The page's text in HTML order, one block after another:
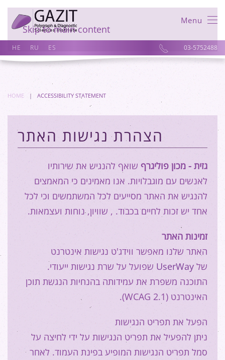
Skip to main content
Menu
HE RU ES 03-5752488
HOME ACCESSIBILITY STATEMENT
הצהרת נגישות האתר
גזית - מכון פוליגרף שואף להנגיש את שירותיו
לאנשים עם מוגבלויות. אנו מאמינים כי המאמצים
להנגיש את האתר מסייעים לכל המשתמשים וכי לכל
אחד יש זכות לחיים בכבוד. , שוויון, נוחות ועצמאות.
זמינות האתר
האתר שלנו מאפשר ווידג'ט נגישות אינטרנט
של UserWay שפועל על שרת נגישות ייעודי.
התוכנה משפרת את עמידותה בהנחיות הנגשת תוכן
האינטרנט (WCAG 2.1).
הפעל את תפריט הנגישות
ניתן להפעיל את תפריט הנגישות על ידי לחיצה על
סמל תפריט הנגישות המופיע בפינת העמוד. לאחר